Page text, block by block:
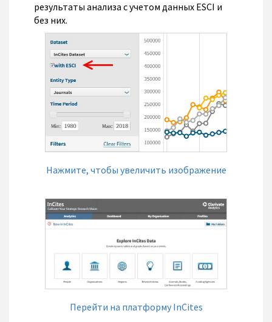
результаты анализа с учетом данных ESCI и
без них.
Нажмите, чтобы увеличить изображение
Перейти на платформу InCites